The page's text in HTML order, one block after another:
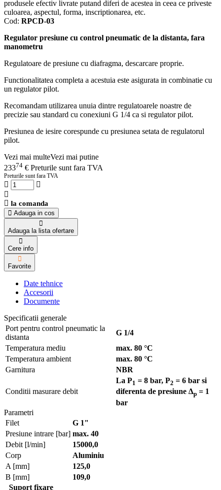
produsele efectiv livrate putand diferi de acestea in ceea ce priveste
culoarea, aspectul, forma, inscriptionarea, etc.
Cod: RPCD-03
Regulator presiune cu control pneumatic de la distanta, fara
manometru
Regulatoare de presiune cu diafragma, descarcare proprie.
Functionalitatea completa a acestuia este asigurata in combinatie cu
un regulator pilot.
Recomandam utilizarea unuia dintre regulatoarele noastre de
precizie sau standard cu conexiuni G 1/4 ca si regulator pilot.
Presiunea de iesire corespunde cu presiunea setata de regulatorul
pilot.
Vezi mai multeVezi mai putine
23374 € Preturile sunt fara TVA
Preturile sunt fara TVA
la comanda
Adauga in cos
Adauga la lista ofertare
Cere info
Favorite
Date tehnice
Accesorii
Documente
Specificatii generale
Port pentru control pneumatic la
distanta
G 1/4
Temperatura mediu
max. 80 °C
Temperatura ambient
max. 80 °C
Garnitura
NBR
Conditii masurare debit
La P1 = 8 bar, P2 = 6 bar si
diferenta de presiune Δp = 1
bar
Parametri
Filet
G 1"
Presiune intrare [bar] max. 40
Debit [l/min]
15000,0
Corp
Aluminiu
A [mm]
125,0
B [mm]
109,0
Suport fixare